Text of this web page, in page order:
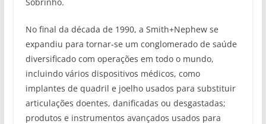
No final da década de 1990, a Smith+Nephew se
expandiu para tornar-se um conglomerado de saúde
diversificado com operações em todo o mundo,
incluindo vários dispositivos médicos, como
implantes de quadril e joelho usados ​​para substituir
articulações doentes, danificadas ou desgastadas;
produtos e instrumentos avançados usados ​​para